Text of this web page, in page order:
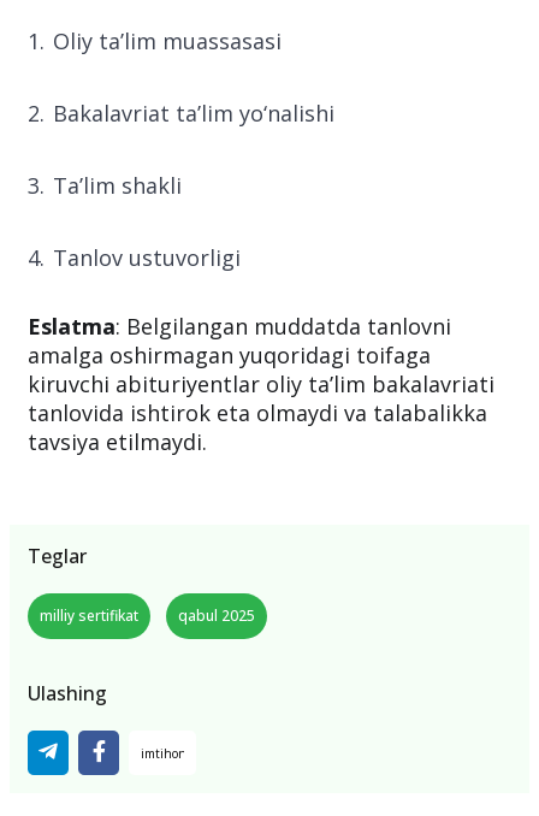
Oliy ta’lim muassasasi
Bakalavriat ta’lim yo‘nalishi
Ta’lim shakli
Tanlov ustuvorligi
Eslatma: Belgilangan muddatda tanlovni
amalga oshirmagan yuqoridagi toifaga
kiruvchi abituriyentlar oliy ta’lim bakalavriati
tanlovida ishtirok eta olmaydi va talabalikka
tavsiya etilmaydi.
Teglar
milliy sertifikat qabul 2025
Ulashing